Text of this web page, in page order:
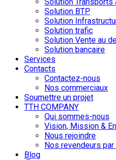
Solution BTP
Solution
Solution trafic
Solution Vente au
Solution bancaire
Services
Contacts
Contactez-nous
Nos commerciaux
Soumettre un projet
TTH COMPANY
Qui sommes-nous
Vision, Mission &
Nous rejoindre
Nos revendeurs
Blog